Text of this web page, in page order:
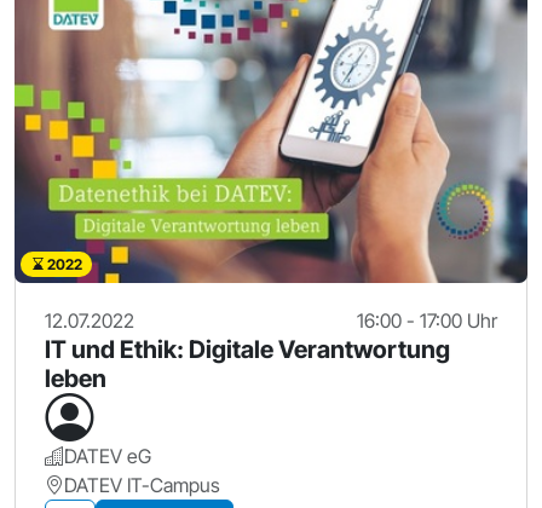
2022
12.07.2022 16:00 - 17:00 Uhr
IT und Ethik: Digitale Verantwortung
leben
DATEV eG
DATEV IT-Campus